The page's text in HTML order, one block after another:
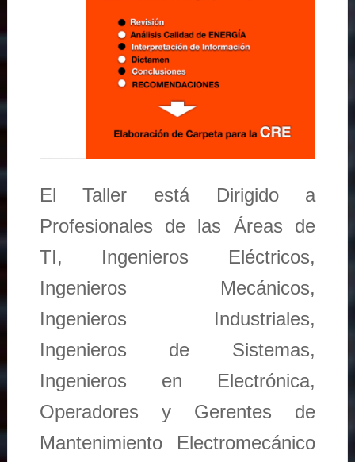
El Taller está Dirigido a
Profesionales de las Áreas de
TI, Ingenieros Eléctricos,
Ingenieros Mecánicos,
Ingenieros Industriales,
Ingenieros de Sistemas,
Ingenieros en Electrónica,
Operadores y Gerentes de
Mantenimiento Electromecánico